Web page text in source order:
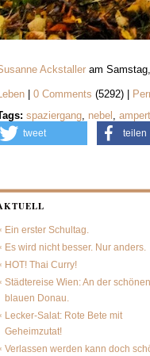
Ackstalleram
0 Comments (5292) |
spaziergang, nebel ,
tweet teilen
Ein erster Schultag.
Es wird nicht besser. Nur anders.
HOT! Thai Curry!
Städtereise Wien: An der schönen
blauen Donau.
Lecker-Salat: Rote Bete mit
Geheimzutat!
Verlassen werden kann doch